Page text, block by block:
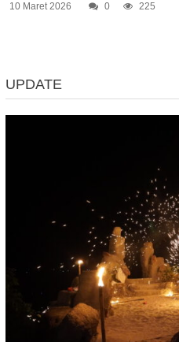
10 Maret 2026 0 225
UPDATE